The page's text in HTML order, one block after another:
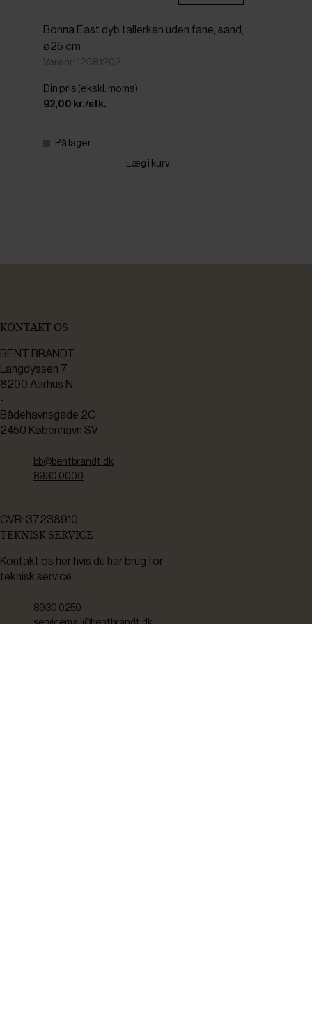
Bonna East dyb tallerken uden fane, sand,
ø25 cm
Varenr: 12581202
Din pris (ekskl. moms)
92,00 kr./stk.
På lager
Læg i kurv
KONTAKT OS
BENT BRANDT
Langdyssen 7
8200 Aarhus N
-
Bådehavnsgade 2C
2450 København SV
bb@bentbrandt.dk
8930 0000
CVR: 37238910
TEKNISK SERVICE
Kontakt os her hvis du har brug for
teknisk service.
8930 0250
servicemail@bentbrandt.dk